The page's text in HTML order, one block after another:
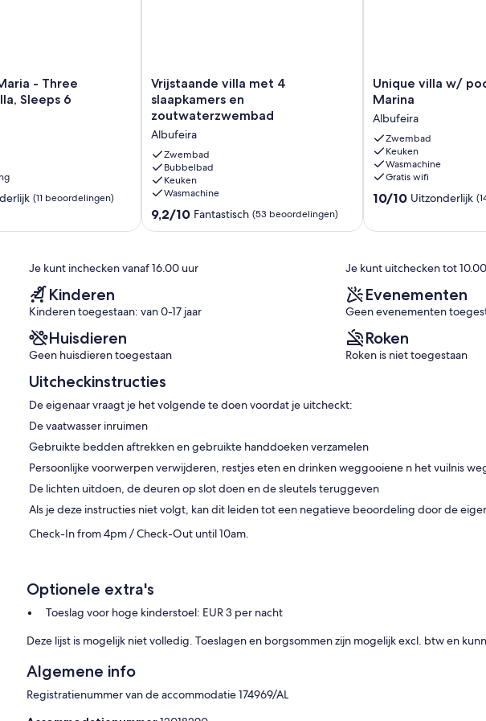
praktischer te maken, perfect voor het bereiden van
diners.
zwembadzone met ondersteunend badkamers,
dat elke maaltijd in de buitenlucht omzet in een moment van
the beach, restaurants and bars, offering the perfect
zijn in het laagseizoen).
samenvallen met de gebruikelijke verhuisdag van het pand,
u een reservering maakt, zodat wij kunnen bevestigen of de
voedselmanden (tegen meerkosten) van tevoren worden
de locatie van het pand. Desondanks kunnen we u graag
organiseren, mocht u dat nodig hebben.
tot 2 weken voor aankomst.
eigenschap 8 gasten is
gebracht dat een extra bed omvat
- Three
Sleeps 6
(11 beoordelingen)
Vrijstaande
villa
met
4
slaapkamers
en
zoutwaterzwembad
Albufeira
Vrijstaande villa met 4
slaapkamers en
zoutwaterzwembad
Albufeira
Zwembad
Bubbelbad
Keuken
Wasmachine
9.2
van
(53
9,2/10 Fantastisch (53 beoordelingen)
Unique
villa
pool
by
the
Marina
Albufeira
Unique villa w/
Marina
Albufeira
Zwembad
Keuken
Wasmachine
Gratis wifi
10.0
beoordelingen)
10/10 Uitzonderlijk
Je kunt inchecken vanaf 16.00 uur Je kunt uitchecken tot
Kinderen
Kinderen toegestaan: van 0-17 jaar
Evenementen
Geen evenementen
Huisdieren
Geen huisdieren toegestaan
Roken
Roken is niet toegestaan
Uitcheckinstructies
De eigenaar vraagt je het volgende te doen voordat je uitcheckt:
De vaatwasser inruimen
Gebruikte bedden aftrekken en gebruikte handdoeken verzamelen
Persoonlijke voorwerpen verwijderen, restjes eten en drinken weggooiene n het vuilnis
De lichten uitdoen, de deuren op slot doen en de sleutels teruggeven
Als je deze instructies niet volgt, kan dit leiden tot een negatieve beoordeling door de
Check-In from 4pm / Check-Out until 10am.
Optionele extra's
Toeslag voor hoge kinderstoel: EUR 3 per nacht
Deze lijst is mogelijk niet volledig. Toeslagen en borgsommen zijn mogelijk excl. btw en
Algemene info
Registratienummer van de accommodatie 174969/AL